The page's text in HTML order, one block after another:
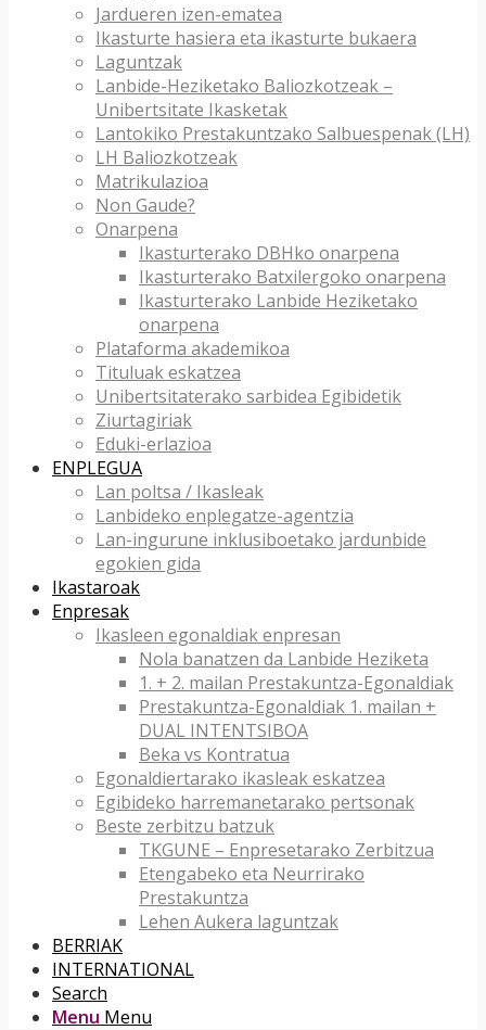
Jardueren izen-ematea
Ikasturte hasiera eta ikasturte bukaera
Laguntzak
Lanbide-Heziketako Baliozkotzeak –
Unibertsitate Ikasketak
Lantokiko Prestakuntzako Salbuespenak (LH)
LH Baliozkotzeak
Matrikulazioa
Non Gaude?
Onarpena
Ikasturterako DBHko onarpena
Ikasturterako Batxilergoko onarpena
Ikasturterako Lanbide Heziketako
onarpena
Plataforma akademikoa
Tituluak eskatzea
Unibertsitaterako sarbidea Egibidetik
Ziurtagiriak
Eduki-erlazioa
ENPLEGUA
Lan poltsa / Ikasleak
Lanbideko enplegatze-agentzia
Lan-ingurune inklusiboetako jardunbide
egokien gida
Ikastaroak
Enpresak
Ikasleen egonaldiak enpresan
Nola banatzen da Lanbide Heziketa
1. + 2. mailan Prestakuntza-Egonaldiak
Prestakuntza-Egonaldiak 1. mailan +
DUAL INTENTSIBOA
Beka vs Kontratua
Egonaldiertarako ikasleak eskatzea
Egibideko harremanetarako pertsonak
Beste zerbitzu batzuk
TKGUNE – Enpresetarako Zerbitzua
Etengabeko eta Neurrirako
Prestakuntza
Lehen Aukera laguntzak
BERRIAK
INTERNATIONAL
Search
Menu Menu